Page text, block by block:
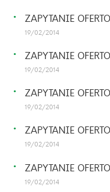
ZAPYTANIE
19/02/2014
ZAPYTANIE
19/02/2014
ZAPYTANIE
19/02/2014
ZAPYTANIE
19/02/2014
ZAPYTANIE
19/02/2014